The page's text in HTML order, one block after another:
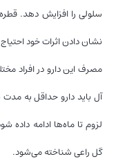
سلولی را افزایش دهد.
نشان دادن اثرات خود
مصرف این دارو در افراد
لزوم تا ماه‌ها ادامه داده
گل راعی شناخته می‌شود.